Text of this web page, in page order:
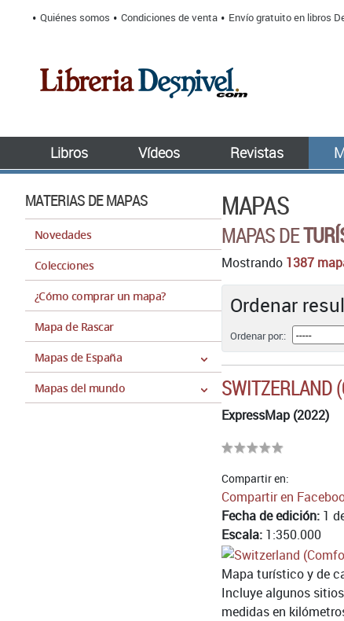
Quiénes somos Condiciones de venta Envío gratuito en libros
Libros Vídeos Revistas
MATERIAS DE MAPAS
Novedades
Colecciones
¿Cómo comprar un mapa?
Mapa de Rascar
Mapas de España
Mapas del mundo
MAPAS
MAPAS DE
Mostrando 1387
Ordenar
Ordenar por::
SWITZERLAND
ExpressMap (2022)
Compartir en:
Compartir en
Fecha de edición: 1
Escala: 1:350.000
Mapa turístico y de
Incluye algunos
medidas en